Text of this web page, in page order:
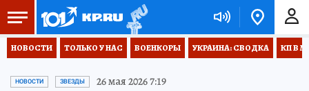
НОВОСТИ ТОЛЬКО У НАС ВОЕНКОРЫ УКРАИНА: СВОДКА КП В
НОВОСТИ ЗВЕЗДЫ 26 мая 2026 7:19